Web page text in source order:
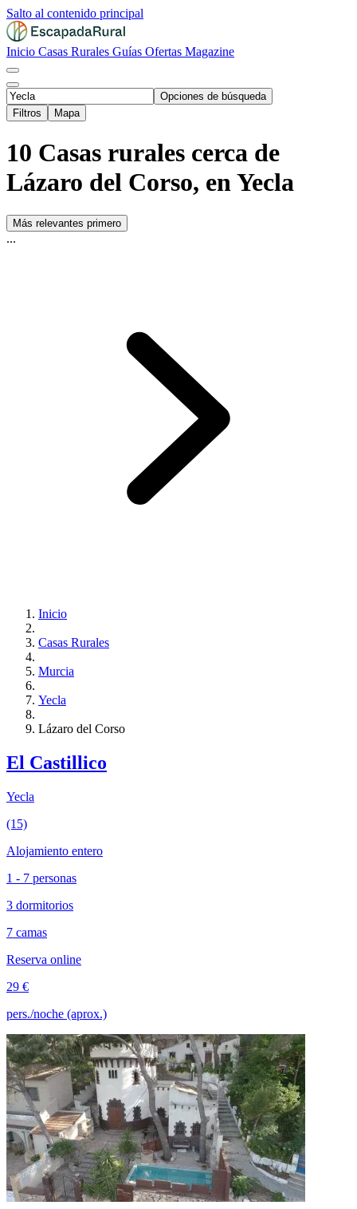
Salto al contenido principal
Inicio Casas Rurales Guías Ofertas Magazine
Opciones de búsqueda
Filtros
Mapa
10 Casas rurales cerca de
Lázaro del Corso, en Yecla
Más relevantes primero
...
Inicio
Casas Rurales
Murcia
Yecla
Lázaro del Corso
El Castillico
Yecla
(15)
Alojamiento entero
1 - 7 personas
3 dormitorios
7 camas
Reserva online
29 €
pers./noche (aprox.)